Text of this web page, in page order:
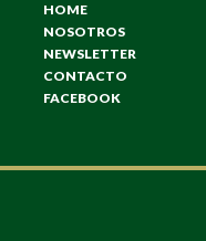
HOME
NOSOTROS
NEWSLETTER
CONTACTO
FACEBOOK